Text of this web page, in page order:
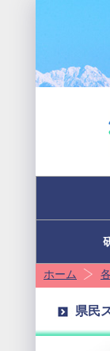
ホーム
県民